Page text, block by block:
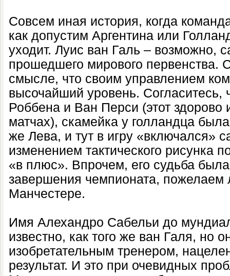
Совсем иная история, когда
как допустим Аргентина или
уходит. Луис ван Галь – возможно,
прошедшего мирового первенства.
смысле, что своим управлением
высочайший уровень. Согласитесь,
Роббена и Ван Перси (этот здорово
матчах), скамейка у голландца
же Лева, и тут в игру «включался»
изменением тактического рисунка
«в плюс». Впрочем, его судьба
завершения чемпионата, пожелаем
Манчестере.
Имя Алехандро Сабельи до
известно, как того же ван Галя, но
изобретательным тренером,
результат. И это при очевидных